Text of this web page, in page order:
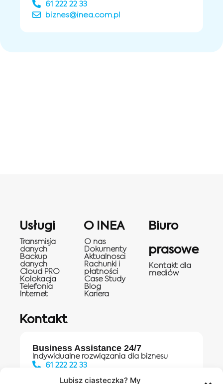
Lubisz ciasteczka? My
61 222 22 33
biznes@inea.com.pl
Usługi
Transmisja
danych
Backup
danych
Cloud PRO
Kolokacja
Telefonia
Internet
O INEA
O nas
Dokumenty
Aktualnosci
Rachunki i
płatności
Case Study
Blog
Kariera
Biuro
prasowe
Kontakt dla
mediów
Kontakt
Business Assistance 24/7
Indywidualne rozwiązania dla biznesu
61 222 22 33